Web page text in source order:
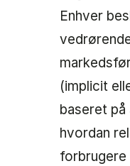
Enhver
(implicit
baseret på
hvordan
forbrugere